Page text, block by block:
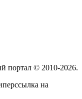
портал © 2010-2026.
на